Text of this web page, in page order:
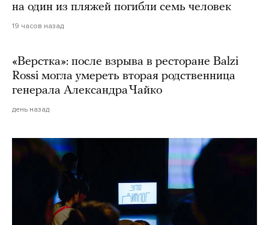
на один из пляжей погибли семь человек
19 часов назад
«Верстка»: после взрыва в ресторане Balzi
Rossi могла умереть вторая родственница
генерала Александра Чайко
день назад